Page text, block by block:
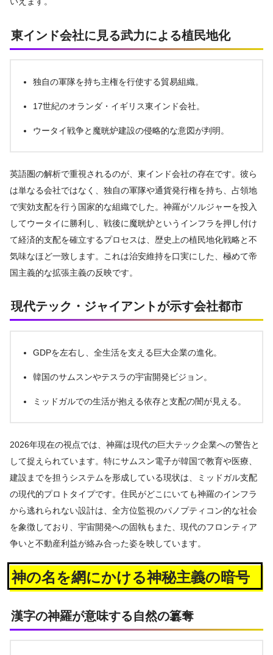
東インド会社に見る武力による植民地化
独自の軍隊を持ち主権を行使する貿易組織。
17世紀のオランダ・イギリス東インド会社。
ウータイ戦争と魔晄炉建設の侵略的な意図が判明。
英語圏の解析で重視されるのが、東インド会社の存在です。彼ら
は単なる会社ではなく、独自の軍隊や通貨発行権を持ち、占領地
で実効支配を行う国家的な組織でした。神羅がソルジャーを投入
してウータイに勝利し、戦後に魔晄炉というインフラを押し付け
て経済的支配を確立するプロセスは、歴史上の植民地化戦略と不
気味なほど一致します。これは治安維持を口実にした、極めて帝
国主義的な拡張主義の反映です。
現代テック・ジャイアントが示す会社都市
GDPを左右し、全生活を支える巨大企業の進化。
韓国のサムスンやテスラの宇宙開発ビジョン。
ミッドガルでの生活が抱える依存と支配の闇が見える。
2026年現在の視点では、神羅は現代の巨大テック企業への警告と
して捉えられています。特にサムスン電子が韓国で教育や医療、
建設までを担うシステムを形成している現状は、ミッドガル支配
の現代的プロトタイプです。住民がどこにいても神羅のインフラ
から逃れられない設計は、全方位監視のパノプティコン的な社会
を象徴しており、宇宙開発への固執もまた、現代のフロンティア
争いと不動産利益が絡み合った姿を映しています。
神の名を網にかける神秘主義の暗号
漢字の神羅が意味する自然の簒奪